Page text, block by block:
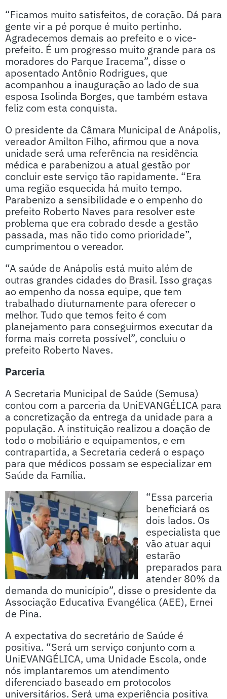
“Ficamos muito satisfeitos, de coração. Dá para
gente vir a pé porque é muito pertinho.
Agradecemos demais ao prefeito e o vice-
prefeito. É um progresso muito grande para os
moradores do Parque Iracema”, disse o
aposentado Antônio Rodrigues, que
acompanhou a inauguração ao lado de sua
esposa Isolinda Borges, que também estava
feliz com esta conquista.
O presidente da Câmara Municipal de Anápolis,
vereador Amilton Filho, afirmou que a nova
unidade será uma referência na residência
médica e parabenizou a atual gestão por
concluir este serviço tão rapidamente. “Era
uma região esquecida há muito tempo.
Parabenizo a sensibilidade e o empenho do
prefeito Roberto Naves para resolver este
problema que era cobrado desde a gestão
passada, mas não tido como prioridade”,
cumprimentou o vereador.
“A saúde de Anápolis está muito além de
outras grandes cidades do Brasil. Isso graças
ao empenho da nossa equipe, que tem
trabalhado diuturnamente para oferecer o
melhor. Tudo que temos feito é com
planejamento para conseguirmos executar da
forma mais correta possível”, concluiu o
prefeito Roberto Naves.
Parceria
A Secretaria Municipal de Saúde (Semusa)
contou com a parceria da UniEVANGÉLICA para
a concretização da entrega da unidade para a
população. A instituição realizou a doação de
todo o mobiliário e equipamentos, e em
contrapartida, a Secretaria cederá o espaço
para que médicos possam se especializar em
Saúde da Família.
“Essa parceria
beneficiará os
dois lados. Os
especialista que
vão atuar aqui
estarão
preparados para
atender 80% da
demanda do município”, disse o presidente da
Associação Educativa Evangélica (AEE), Ernei
de Pina.
A expectativa do secretário de Saúde é
positiva. “Será um serviço conjunto com a
UniEVANGÉLICA, uma Unidade Escola, onde
nós implantaremos um atendimento
diferenciado baseado em protocolos
universitários. Será uma experiência positiva